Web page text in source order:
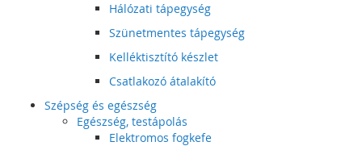
Hálózati tápegység
Szünetmentes tápegység
Kelléktisztító készlet
Csatlakozó átalakító
Szépség és egészség
Egészség, testápolás
Elektromos fogkefe